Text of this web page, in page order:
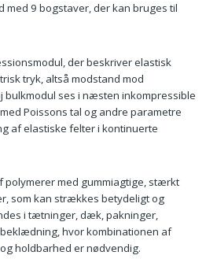
9 bogstaver, der kan bruges til
der beskriver elastisk
tryk, altså modstand mod
bulkmodul ses i næsten inkompressible
Poissons tal og andre parametre
af elastiske felter i kontinuerte
polymerer med gummiagtige, stærkt
som kan strækkes betydeligt og
i tætninger, dæk, pakninger,
hvor kombinationen af
holdbarhed er nødvendig.